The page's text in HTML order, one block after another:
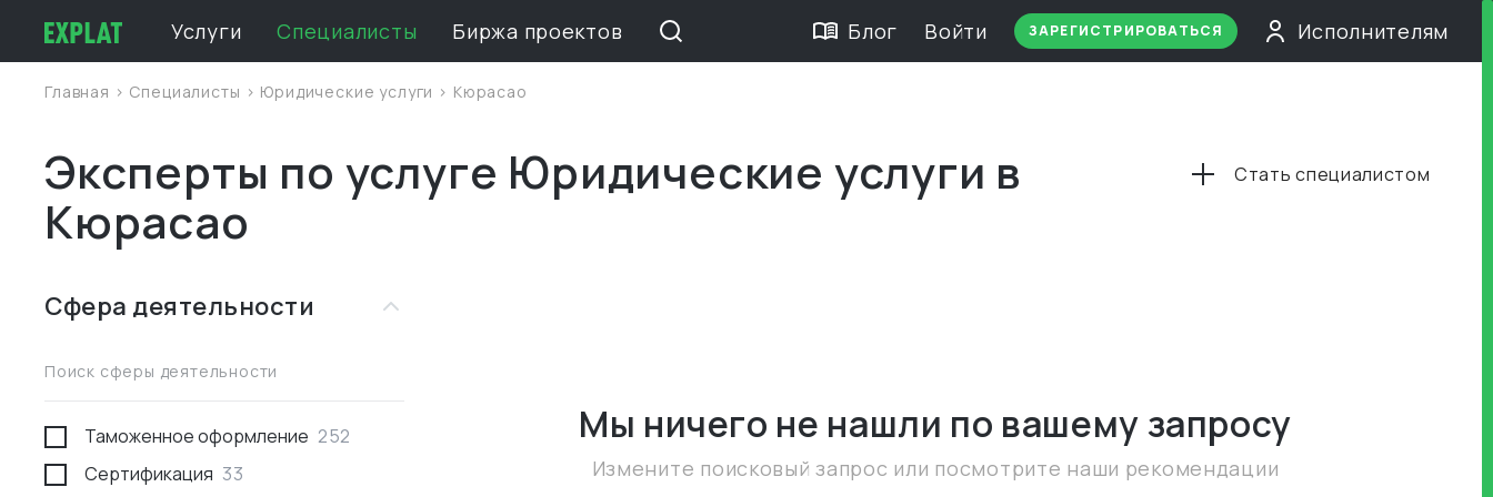
Услуги Специалисты Биржа проектов Блог Войти ЗАРЕГИСТРИРОВАТЬСЯ Исполнителям
Главная > Специалисты > Юридические услуги > Кюрасао
Эксперты по услуге Юридические услуги в
Кюрасао
Стать специалистом
Сфера деятельности
Поиск сферы деятельности
Таможенное оформление 252
Сертификация 33
Мы ничего не нашли по вашему запросу
Измените поисковый запрос или посмотрите наши рекомендации